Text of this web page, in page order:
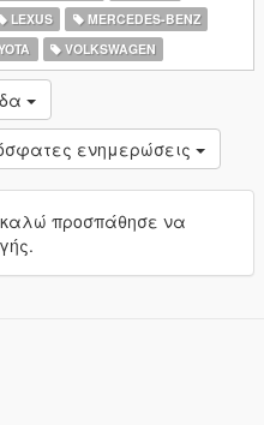
LEXUS
MERCEDES-BENZ
VOLKSWAGEN
ενημερώσεις
προσπάθησε να